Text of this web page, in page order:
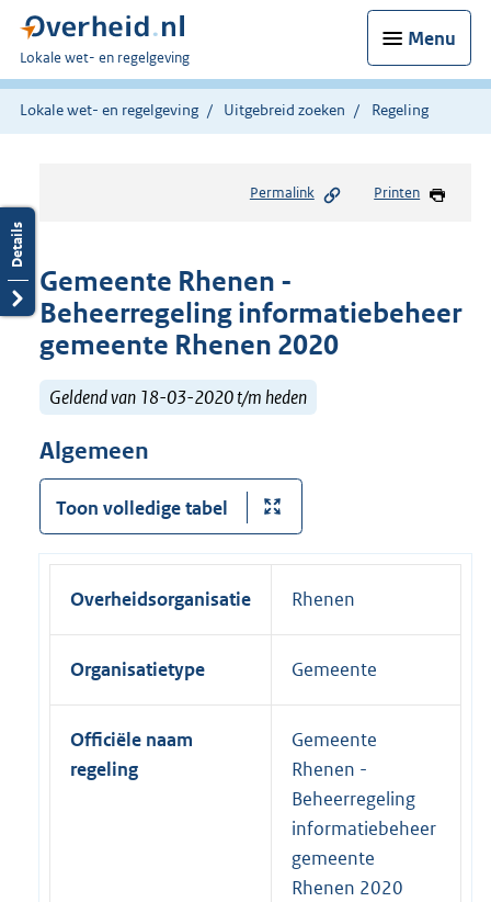
Menu
U
bent
hier:
Lokale wet- en regelgeving
Lokale wet- en regelgeving Uitgebreid zoeken Regeling
Permalink Printen
Gemeente Rhenen -
Beheerregeling informatiebeheer
gemeente Rhenen 2020
Geldend van 18-03-2020 t/m heden
Algemeen
Toon volledige tabel
Overheidsorganisatie Rhenen
Organisatietype Gemeente
Officiële naam
regeling
Gemeente
Rhenen -
Beheerregeling
informatiebeheer
gemeente
Rhenen 2020